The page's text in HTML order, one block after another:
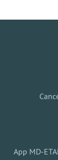
App MD-